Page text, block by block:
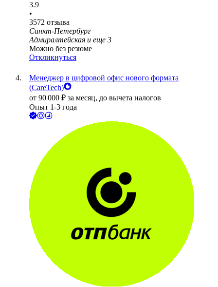
3.9
•
3572 отзыва
Санкт-Петербург
Адмиралтейская и еще 3
Можно без резюме
Откликнуться
Менеджер в цифровой офис нового формата
(CareTech)
от 90 000 ₽ за месяц, до вычета налогов
Опыт 1-3 года